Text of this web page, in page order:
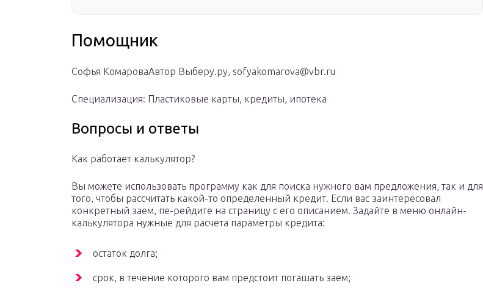
Помощник
Софья КомароваАвтор Выберу.ру, sofyakomarova@vbr.ru
Специализация: Пластиковые карты, кредиты, ипотека
Вопросы и ответы
Как работает калькулятор?
Вы можете использовать программу как для поиска нужного вам предложения, так и для
того, чтобы рассчитать какой-то определенный кредит. Если вас заинтересовал
конкретный заем, пе-рейдите на страницу с его описанием. Задайте в меню онлайн-
калькулятора нужные для расчета параметры кредита:
остаток долга;
срок, в течение которого вам предстоит погашать заем;